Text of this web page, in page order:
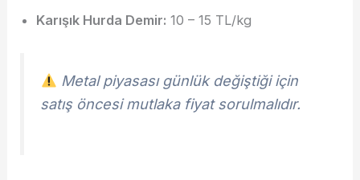
Karışık Hurda Demir: 10 – 15 TL/kg
Metal piyasası günlük değiştiği için
satış öncesi mutlaka fiyat sorulmalıdır.